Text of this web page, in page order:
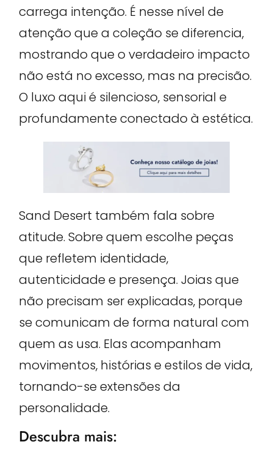
carrega intenção. É nesse nível de
atenção que a coleção se diferencia,
mostrando que o verdadeiro impacto
não está no excesso, mas na precisão.
O luxo aqui é silencioso, sensorial e
profundamente conectado à estética.
Sand Desert também fala sobre
atitude. Sobre quem escolhe peças
que refletem identidade,
autenticidade e presença. Joias que
não precisam ser explicadas, porque
se comunicam de forma natural com
quem as usa. Elas acompanham
movimentos, histórias e estilos de vida,
tornando-se extensões da
personalidade.
Descubra mais: